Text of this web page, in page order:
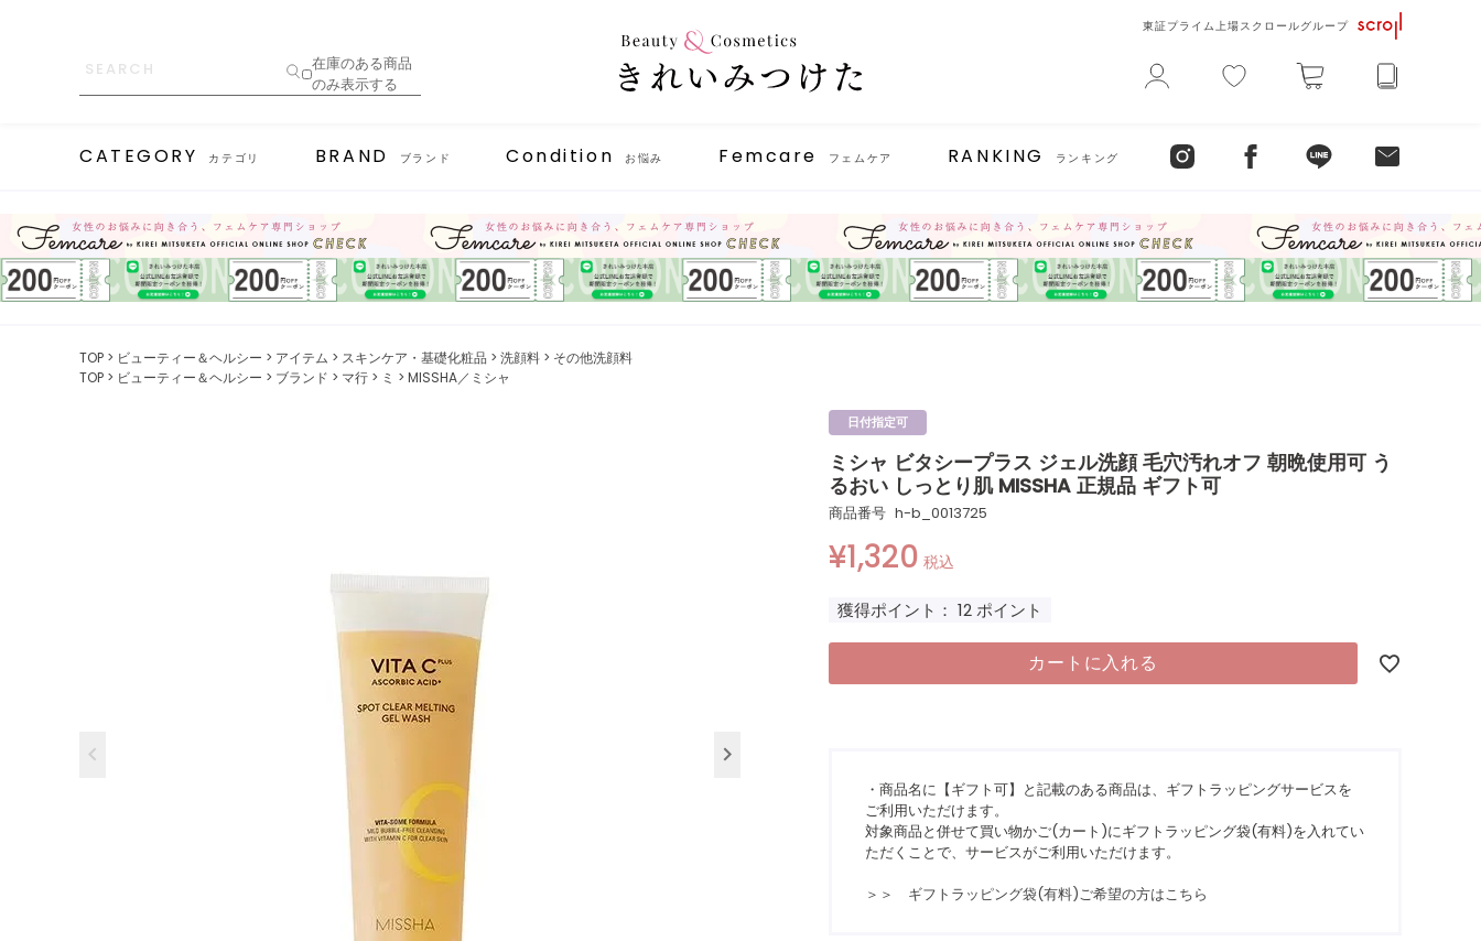
在庫のある商品
のみ表示する
東証プライム上場スクロールグループ
CATEGORY カテゴリ BRAND ブランド Condition お悩み Femcare フェムケア RANKING ランキング
TOP ビューティー＆ヘルシー アイテム スキンケア・基礎化粧品 洗顔料
その他洗顔料
TOP
ビューティー＆ヘルシー ブランド マ行 ミ MISSHA／ミシャ
日付指定可
ミシャ ビタシープラス ジェル洗顔 毛穴汚れオフ 朝晩使用可 う
るおい しっとり肌 MISSHA 正規品 ギフト可
商品番号 h-b_0013725
¥1,320 税込
獲得ポイント： 12ポイント
カートに入れる
・商品名に【ギフト可】と記載のある商品は、ギフトラッピングサービスを
ご利用いただけます。
対象商品と併せて買い物かご(カート)にギフトラッピング袋(有料)を入れてい
ただくことで、サービスがご利用いただけます。
＞＞ ギフトラッピング袋(有料)ご希望の方はこちら